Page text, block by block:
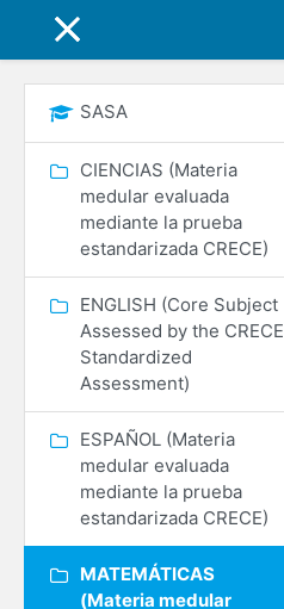
SIDE PANEL
SASA
CIENCIAS (Materia
medular evaluada
mediante la prueba
estandarizada CRECE)
ENGLISH (Core Subject
Assessed by the CRECE
Standardized
Assessment)
ESPAÑOL (Materia
medular evaluada
mediante la prueba
estandarizada CRECE)
MATEMÁTICAS
(Materia medular